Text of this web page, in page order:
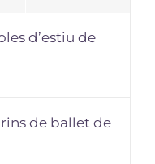
d’estiu de
de ballet de